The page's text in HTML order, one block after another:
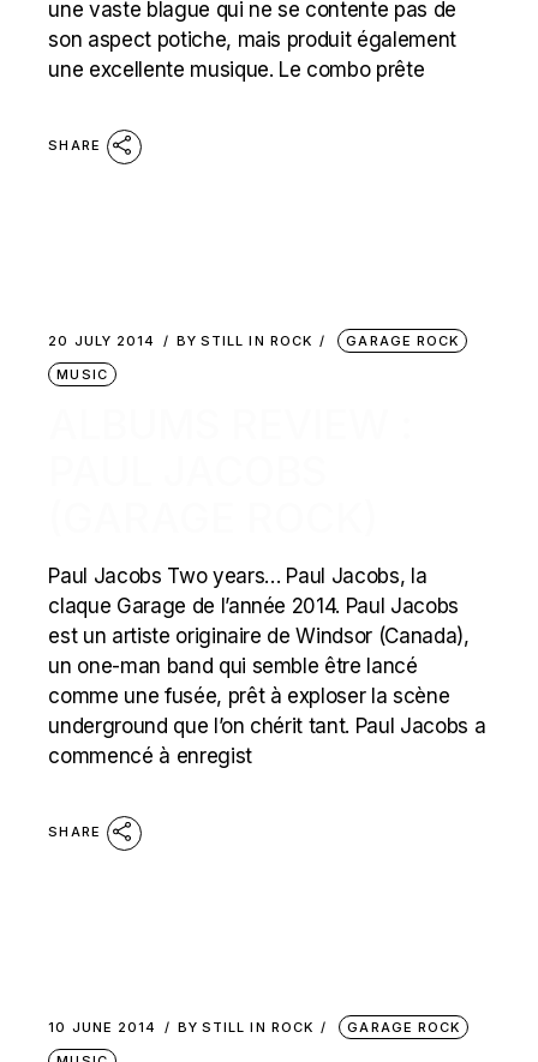
une vaste blague qui ne se contente pas de
son aspect potiche, mais produit également
une excellente musique. Le combo prête
SHARE
20 JULY 2014 BY STILL IN ROCK
GARAGE ROCK
MUSIC
Paul Jacobs Two years… Paul Jacobs, la
claque Garage de l’année 2014. Paul Jacobs
est un artiste originaire de Windsor (Canada),
un one-man band qui semble être lancé
comme une fusée, prêt à exploser la scène
underground que l’on chérit tant. Paul Jacobs a
commencé à enregist
SHARE
10 JUNE 2014 BY STILL IN ROCK
GARAGE ROCK